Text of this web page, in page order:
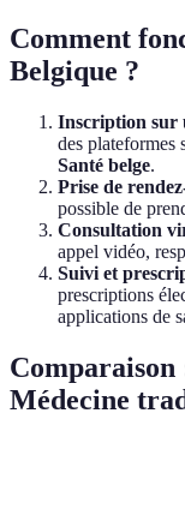
Comment
Belgique ?
Inscription sur
des plateformes
Santé belge.
Prise de
possible de
Consultation
appel vidéo,
Suivi et
prescriptions
applications de
Comparaison
Médecine